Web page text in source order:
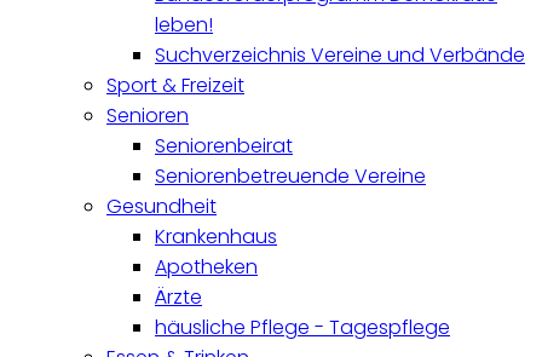
leben!
Suchverzeichnis Vereine und Verbände
Sport & Freizeit
Senioren
Seniorenbeirat
Seniorenbetreuende Vereine
Gesundheit
Krankenhaus
Apotheken
Ärzte
häusliche Pflege - Tagespflege